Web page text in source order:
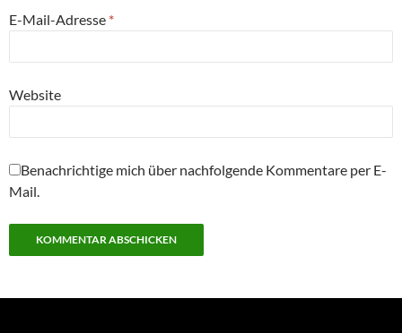
E-Mail-Adresse *
Website
Benachrichtige mich über nachfolgende Kommentare per E-
Mail.